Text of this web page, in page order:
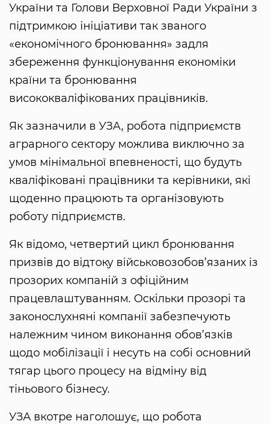
України та Голови Верховної Ради України з
підтримкою ініціативи так званого
«економічного бронювання» задля
збереження функціонування економіки
країни та бронювання
висококваліфікованих працівників.
Як зазначили в УЗА, робота підприємств
аграрного сектору можлива виключно за
умов мінімальної впевненості, що будуть
кваліфіковані працівники та керівники, які
щоденно працюють та організовують
роботу підприємств.
Як відомо, четвертий цикл бронювання
призвів до відтоку військовозобов’язаних із
прозорих компаній з офіційним
працевлаштуванням. Оскільки прозорі та
законослухняні компанії забезпечують
належним чином виконання обов’язків
щодо мобілізації і несуть на собі основний
тягар цього процесу на відміну від
тіньового бізнесу.
УЗА вкотре наголошує, що робота